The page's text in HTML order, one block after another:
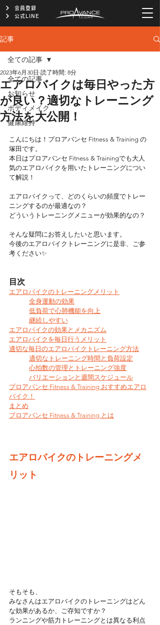
会員登録
公式LINE
記事
全ての記事
お知らせ
ボディメイク
健康維持
全ての記事
エアロバイクは毎日やった方
が良い？適切なトレーニング
方法を大公開！
2023年6月30日 読了時間: 8分
こんにちは！プロアバンセ Fitness & Training の
塚田です。
本日はプロアバンセ Fitness & Trainingでも大人
気のエアロバイクを用いたトレーニングについ
て解説！
エアロバイクって、どのくらいの頻度でトレー
ニングするのが最適なの？
どういうトレーニングメニューが効果的なの？
そんな疑問にお答えしたいと思います。
今後のエアロバイクトレーニングに是非、ご参
考ください✨
目次
エアロバイクのトレーニングメリット
全身運動の効果
低負荷で心肺機能を向上
継続しやすい
エアロバイクの効果とメカニズム
エアロバイクを毎日行うメリット
適切な毎日のエアロバイクトレーニング方法
適切なトレーニング時間と負荷設定
心拍数の管理とトレーニング強度
バリエーションと週間スケジュール
プロアバンセ Fitness & Training おすすめエアロ
バイク！
まとめ
プロアバンセ Fitness & Training とは
エアロバイクのトレーニングメ
リット
そもそも、
みなさんはエアロバイクのトレーニングはどん
な効果があるか、ご存知ですか？
ランニングや筋力トレーニングとは異なる利点